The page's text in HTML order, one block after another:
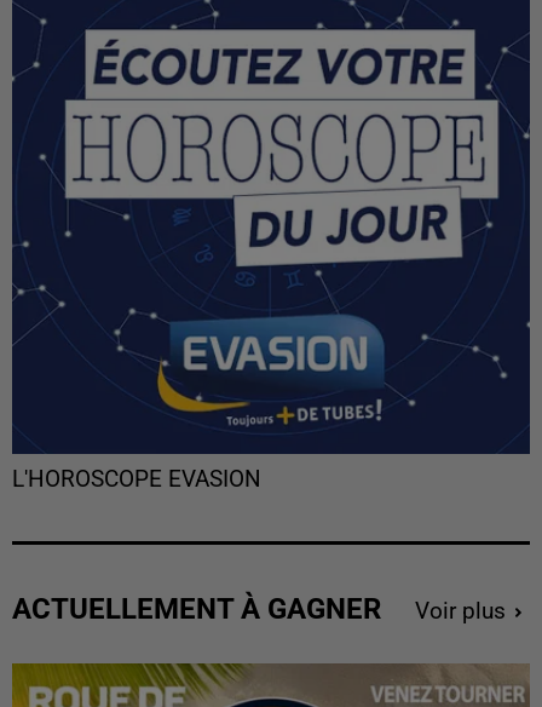
L'HOROSCOPE EVASION
ACTUELLEMENT À GAGNER Voir plus